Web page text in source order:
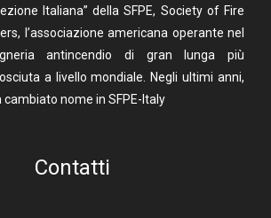
Italiana” della SFPE, Society of Fire
l’associazione americana operante nel
antincendio di gran lunga più
a livello mondiale. Negli ultimi anni,
cambiato nome in SFPE-Italy
Contatti